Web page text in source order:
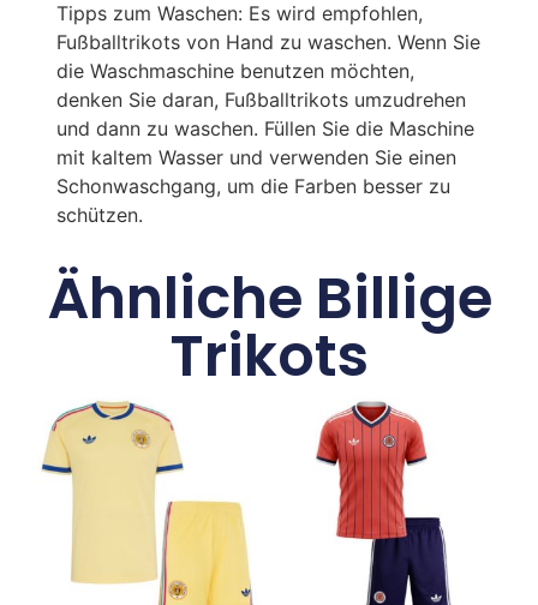
Tipps zum Waschen: Es wird empfohlen,
Fußballtrikots von Hand zu waschen. Wenn Sie
die Waschmaschine benutzen möchten,
denken Sie daran, Fußballtrikots umzudrehen
und dann zu waschen. Füllen Sie die Maschine
mit kaltem Wasser und verwenden Sie einen
Schonwaschgang, um die Farben besser zu
schützen.
Ähnliche Billige
Trikots